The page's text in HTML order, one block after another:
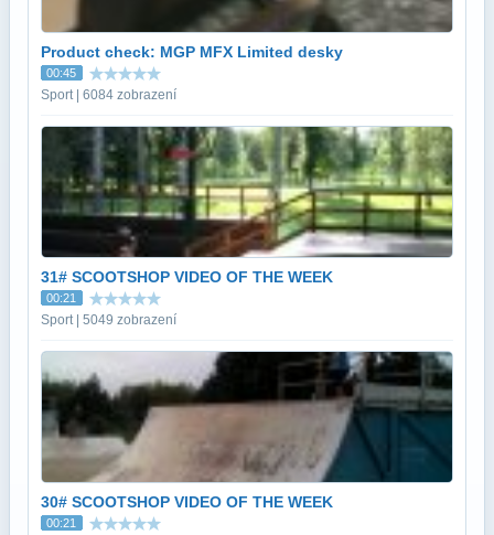
Product check: MGP MFX Limited desky
00:45
Sport | 6084 zobrazení
31# SCOOTSHOP VIDEO OF THE WEEK
00:21
Sport | 5049 zobrazení
30# SCOOTSHOP VIDEO OF THE WEEK
00:21